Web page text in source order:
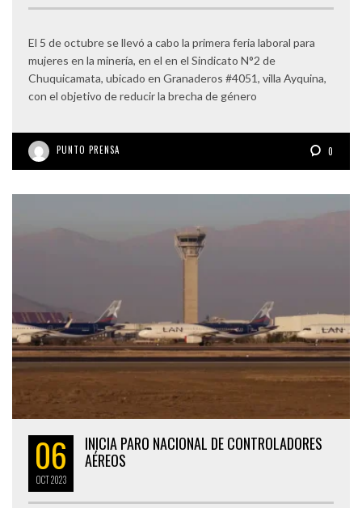
El 5 de octubre se llevó a cabo la primera feria laboral para
mujeres en la minería, en el en el Sindicato N°2 de
Chuquicamata, ubicado en Granaderos #4051, villa Ayquina,
con el objetivo de reducir la brecha de género
PUNTO PRENSA 0
06
OCT2023
INICIA PARO NACIONAL DE CONTROLADORES
AÉREOS